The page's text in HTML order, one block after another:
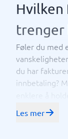
trenger
Føler du med
du har
innbetaling?
Les mer